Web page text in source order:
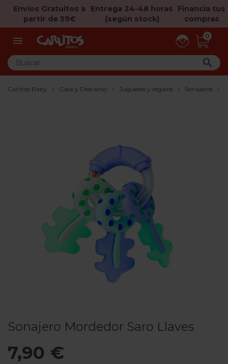
Envíos Gratuitos a
partir de 59€
Entrega 24-48 horas
(según stock)
Financia tus
compras
 0

Carlitos Baby Casa y Descanso Juguetes y regalos Sonajeros
Sonajero Mordedor Saro Llaves
7,90 €